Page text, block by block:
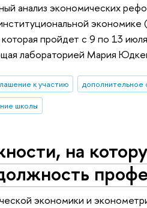
анализ экономических
экономике
пройдет с 9 по 13
лабораторией Мария
к участию
дополнительное
школы
на
экономики и